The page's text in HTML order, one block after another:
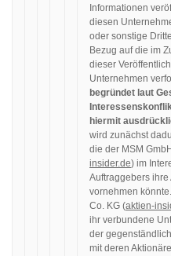
Informationen
diesen
oder sonstige
Bezug auf die im
dieser
Unternehmen
begründet laut
hiermit
wird zunächst
die der MSM
insider.de) im
Auftraggebers ihre
vornehmen
Co. KG (aktien-
ihr verbundene
der
mit deren